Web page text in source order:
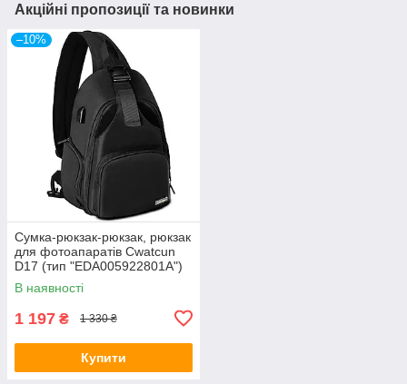
Акційні пропозиції та новинки
–10%
Сумка-рюкзак-рюкзак, рюкзак
для фотоапаратів Cwatcun
D17 (тип "EDA005922801A")
— чорний
В наявності
1 197 ₴ 1 330 ₴
Купити